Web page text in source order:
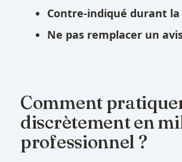
Contre-indiqué durant la
Ne pas remplacer un
Comment
discrètement en
professionnel ?